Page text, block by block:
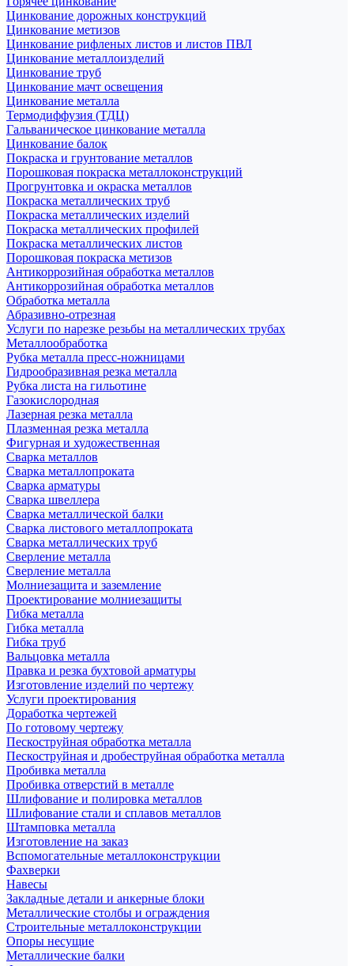
Цинкование дорожных конструкций
Цинкование метизов
Цинкование рифленых листов и листов ПВЛ
Цинкование металлоизделий
Цинкование труб
Цинкование мачт освещения
Цинкование металла
Термодиффузия (ТДЦ)
Гальваническое цинкование металла
Цинкование балок
Покраска и грунтование металлов
Порошковая покраска металлоконструкций
Прогрунтовка и окраска металлов
Покраска металлических труб
Покраска металлических изделий
Покраска металлических профилей
Покраска металлических листов
Порошковая покраска метизов
Антикоррозийная обработка металлов
Антикоррозийная обработка металлов
Обработка металла
Абразивно-отрезная
Услуги по нарезке резьбы на металлических трубах
Металлообработка
Рубка металла пресс-ножницами
Гидрообразивная резка металла
Рубка листа на гильотине
Газокислородная
Лазерная резка металла
Плазменная резка металла
Фигурная и художественная
Сварка металлов
Сварка металлопроката
Сварка арматуры
Сварка швеллера
Сварка металлической балки
Сварка листового металлопроката
Сварка металлических труб
Сверление металла
Сверление металла
Молниезащита и заземление
Проектирование молниезащиты
Гибка металла
Гибка металла
Гибка труб
Вальцовка металла
Правка и резка бухтовой арматуры
Изготовление изделий по чертежу
Услуги проектирования
Доработка чертежей
По готовому чертежу
Пескоструйная обработка металла
Пескоструйная и дробеструйная обработка металла
Пробивка металла
Пробивка отверстий в металле
Шлифование и полировка металлов
Шлифование стали и сплавов металлов
Штамповка металла
Изготовление на заказ
Вспомогательные металлоконструкции
Фахверки
Навесы
Закладные детали и анкерные блоки
Металлические столбы и ограждения
Строительные металлоконструкции
Опоры несущие
Металлические балки